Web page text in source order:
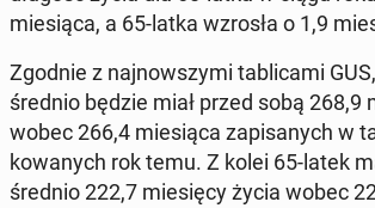
mie­sią­ca, a 65-latka wzrosła o 1,9
Zgodnie z naj­now­szy­mi ta­bli­ca­mi
średnio będzie miał przed sobą 268,9
wobec 266,4 mie­sią­ca za­pi­sa­nych w
ko­wa­nych rok temu. Z kolei 65-latek
średnio 222,7 mie­się­cy życia wobec